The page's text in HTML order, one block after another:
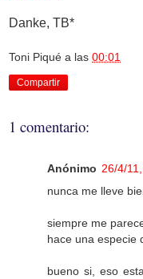
Danke, TB*
Toni Piqué a las 00:01
Compartir
1 comentario:
Anónimo 26/4/
nunca me lleve
siempre me
hace una especie
bueno si, eso